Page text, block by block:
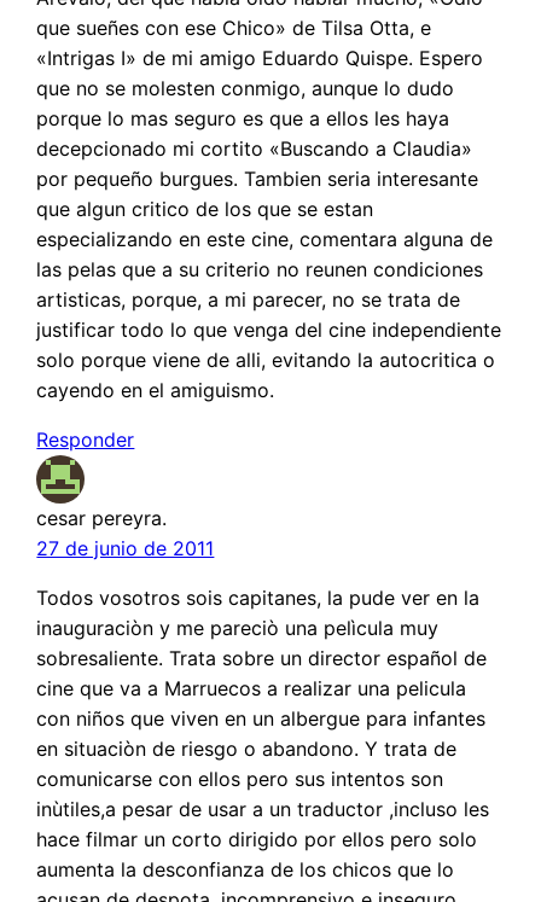
que sueñes con ese Chico» de Tilsa Otta, e
«Intrigas I» de mi amigo Eduardo Quispe. Espero
que no se molesten conmigo, aunque lo dudo
porque lo mas seguro es que a ellos les haya
decepcionado mi cortito «Buscando a Claudia»
por pequeño burgues. Tambien seria interesante
que algun critico de los que se estan
especializando en este cine, comentara alguna de
las pelas que a su criterio no reunen condiciones
artisticas, porque, a mi parecer, no se trata de
justificar todo lo que venga del cine independiente
solo porque viene de alli, evitando la autocritica o
cayendo en el amiguismo.
Responder
cesar pereyra.
27 de junio de 2011
Todos vosotros sois capitanes, la pude ver en la
inauguraciòn y me pareciò una pelìcula muy
sobresaliente. Trata sobre un director español de
cine que va a Marruecos a realizar una pelicula
con niños que viven en un albergue para infantes
en situaciòn de riesgo o abandono. Y trata de
comunicarse con ellos pero sus intentos son
inùtiles,a pesar de usar a un traductor ,incluso les
hace filmar un corto dirigido por ellos pero solo
aumenta la desconfianza de los chicos que lo